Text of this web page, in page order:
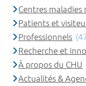
Centres maladies
Patients et
Professionnels
Recherche et
À propos du CHU
Actualités &